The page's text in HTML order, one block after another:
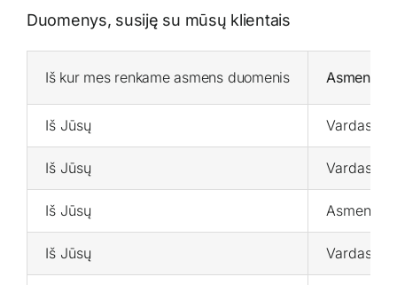
Duomenys, susiję su mūsų klientais
Iš kur mes renkame asmens duomenis Asmens
Iš Jūsų Vardas,
Iš Jūsų Vardas,
Iš Jūsų Asmens
Iš Jūsų Vardas,